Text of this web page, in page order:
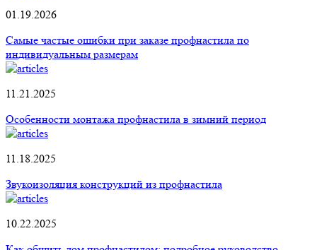
01.19.2026
Самые частые ошибки при заказе профнастила по
индивидуальным размерам
11.21.2025
Особенности монтажа профнастила в зимний период
11.18.2025
Звукоизоляция конструкций из профнастила
10.22.2025